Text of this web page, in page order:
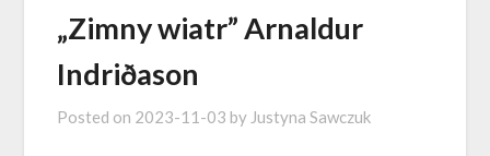
„Zimny wiatr” Arnaldur
Indriðason
Posted on 2023-11-03 by Justyna Sawczuk